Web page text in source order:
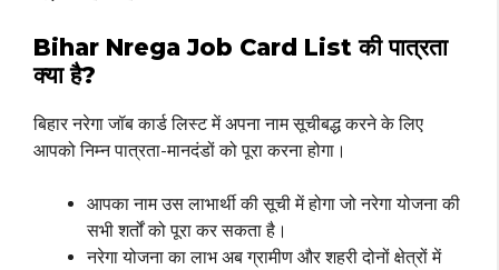
Bihar Nrega Job Card List की पात्रता
क्या है?
बिहार नरेगा जॉब कार्ड लिस्ट में अपना नाम सूचीबद्ध करने के लिए
आपको निम्न पात्रता-मानदंडों को पूरा करना होगा।
आपका नाम उस लाभार्थी की सूची में होगा जो नरेगा योजना की
सभी शर्तों को पूरा कर सकता है।
नरेगा योजना का लाभ अब ग्रामीण और शहरी दोनों क्षेत्रों में